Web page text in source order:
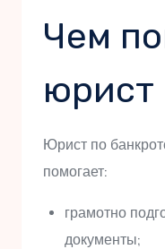
Чем
юрист
Юрист по
помогает:
грамотно
документы;